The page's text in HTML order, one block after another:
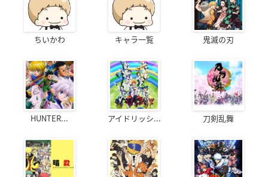
ちいかわ キャラ一覧 鬼滅の刃
HUNTER... アイドリッシ... 刀剣乱舞